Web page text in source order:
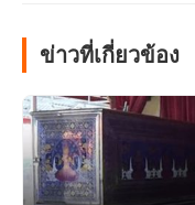
ข่าวที่เกี่ยวข้อง